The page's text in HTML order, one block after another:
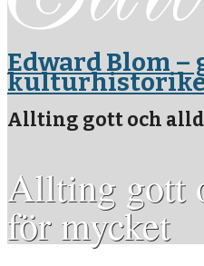
Edward Blom –
Allting gott och
Allting gott
för mycket